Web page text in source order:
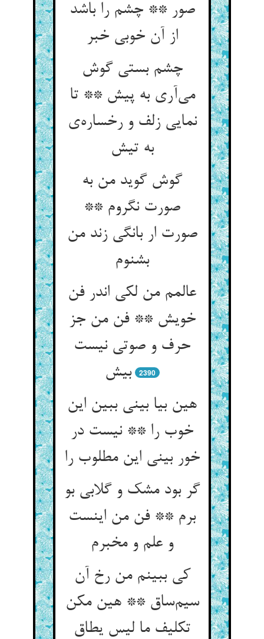
صور ** چشم را باشد
از آن خوبی خبر
چشم بستی گوش
می‌آری به پیش ** تا
نمایی زلف و رخساره‌ی
به تیش
گوش گوید من به
صورت نگروم **
صورت ار بانگی زند من
بشنوم
عالمم من لکی اندر فن
خویش ** فن من جز
حرف و صوتی نیست
بیش
2390
هین بیا بینی ببین این
خوب را ** نیست در
خور بینی این مطلوب را
گر بود مشک و گلابی بو
برم ** فن من اینست
و علم و مخبرم
کی ببینم من رخ آن
سیم‌ساق ** هین مکن
تکلیف ما لیس یطاق